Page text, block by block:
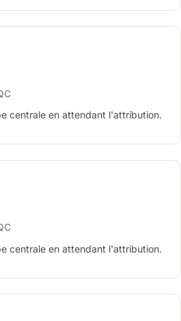
centrale en attendant l'attribution.
centrale en attendant l'attribution.